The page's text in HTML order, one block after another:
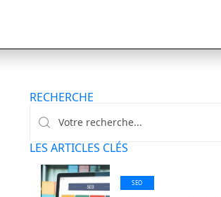
RECHERCHE
LES ARTICLES CLÉS
SEO